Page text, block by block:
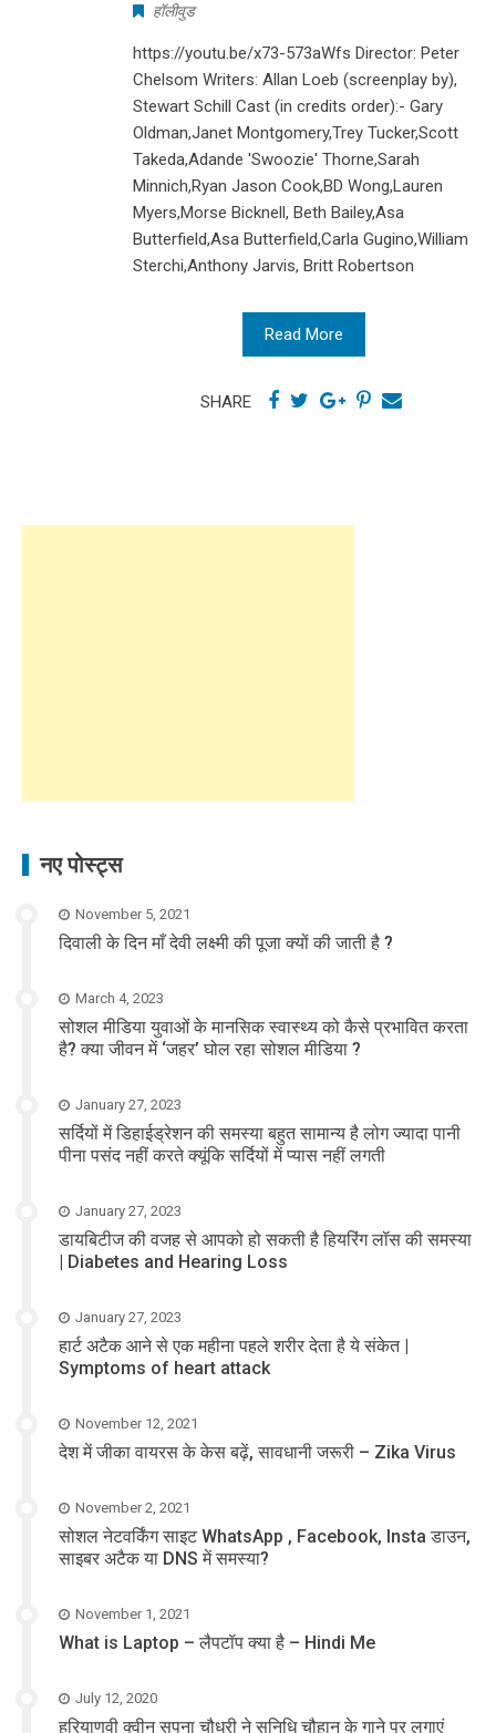
हॉलीवुड
https://youtu.be/x73-573aWfs Director: Peter
Chelsom Writers: Allan Loeb (screenplay by),
Stewart Schill Cast (in credits order):- Gary
Oldman,Janet Montgomery,Trey Tucker,Scott
Takeda,Adande 'Swoozie' Thorne,Sarah
Minnich,Ryan Jason Cook,BD Wong,Lauren
Myers,Morse Bicknell, Beth Bailey,Asa
Butterfield,Asa Butterfield,Carla Gugino,William
Sterchi,Anthony Jarvis, Britt Robertson
Read More
SHARE
नए पोस्ट्स
November 5, 2021
दिवाली के दिन माँ देवी लक्ष्मी की पूजा क्यों की जाती है ?
March 4, 2023
सोशल मीडिया युवाओं के मानसिक स्वास्थ्य को कैसे प्रभावित करता
है? क्या जीवन में ‘जहर’ घोल रहा सोशल मीडिया ?
January 27, 2023
सर्दियों में डिहाईड्रेशन की समस्या बहुत सामान्य है लोग ज्यादा पानी
पीना पसंद नहीं करते क्यूंकि सर्दियों में प्यास नहीं लगती
January 27, 2023
डायबिटीज की वजह से आपको हो सकती है हियरिंग लॉस की समस्या
| Diabetes and Hearing Loss
January 27, 2023
हार्ट अटैक आने से एक महीना पहले शरीर देता है ये संकेत |
Symptoms of heart attack
November 12, 2021
देश में जीका वायरस के केस बढ़ें, सावधानी जरूरी – Zika Virus
November 2, 2021
सोशल नेटवर्किंग साइट WhatsApp , Facebook, Insta डाउन,
साइबर अटैक या DNS में समस्या?
November 1, 2021
What is Laptop – लैपटॉप क्या है – Hindi Me
July 12, 2020
हरियाणवी क्वीन सपना चौधरी ने सुनिधि चौहान के गाने पर लगाएं